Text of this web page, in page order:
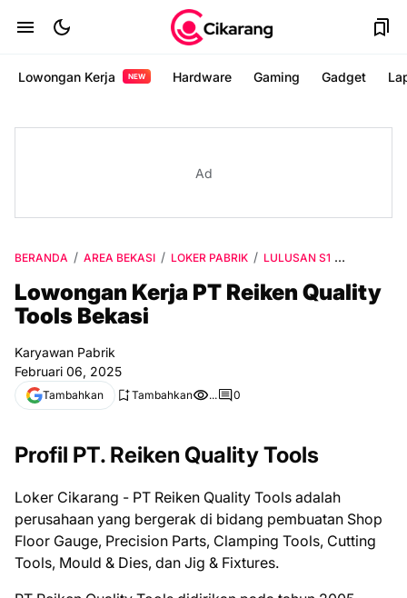
Lowongan Kerja NEW Hardware Gaming Gadget
Ad
BERANDA AREA BEKASI LOKER PABRIK LULUSAN S1
Lowongan Kerja PT Reiken Quality
Tools Bekasi
Karyawan Pabrik
Februari 06, 2025
Tambahkan Tambahkan ... 0
Profil PT. Reiken Quality Tools
Loker Cikarang - PT Reiken Quality Tools adalah
perusahaan yang bergerak di bidang pembuatan Shop
Floor Gauge, Precision Parts, Clamping Tools, Cutting
Tools, Mould & Dies, dan Jig & Fixtures.